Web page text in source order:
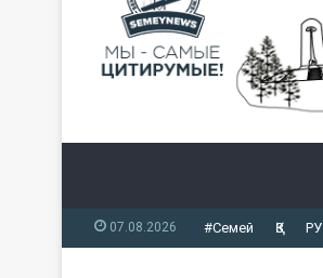
07.08.2026 #Семей ҚЗ РУ